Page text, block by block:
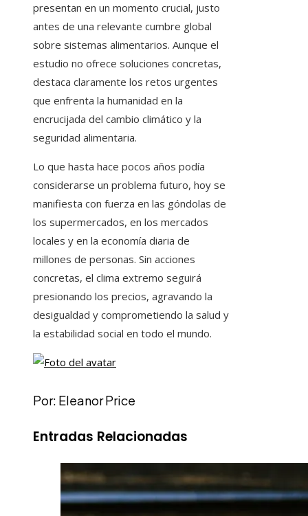
presentan en un momento crucial, justo
antes de una relevante cumbre global
sobre sistemas alimentarios. Aunque el
estudio no ofrece soluciones concretas,
destaca claramente los retos urgentes
que enfrenta la humanidad en la
encrucijada del cambio climático y la
seguridad alimentaria.
Lo que hasta hace pocos años podía
considerarse un problema futuro, hoy se
manifiesta con fuerza en las góndolas de
los supermercados, en los mercados
locales y en la economía diaria de
millones de personas. Sin acciones
concretas, el clima extremo seguirá
presionando los precios, agravando la
desigualdad y comprometiendo la salud y
la estabilidad social en todo el mundo.
Por: Eleanor Price
Entradas Relacionadas